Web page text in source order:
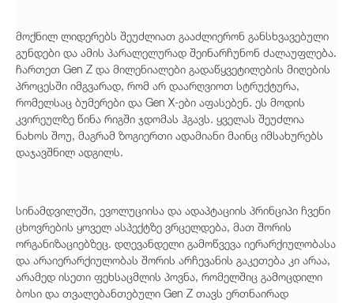
მოქნილ ლიდერებს შეუძლიათ გააძლიერონ განსხვავებული
გუნდები და ამის პარალელურად შეინარჩუნონ ძალაუფლება.
ჩართეთ Gen Z და მილენიალები გადაწყვეტილების მიღების
პროცესში იმგვარად, რომ არ დაარღვიოთ სტრუქტურა,
რომელსაც ბუმერები და Gen X-ები აფასებენ. ეს მოდის
კვირეულზე წინა რიგში ჯდომას ჰგავს. ყველას შეუძლია
ნახოს შოუ, მაგრამ ზოგიერთი ადამიანი მაინც იმსახურებს
დაჯავშნილ ადგილს.
სინამდვილეში, ევოლუციისა და ადაპტაციის პრინციპი ჩვენი
ცხოვრების ყოველ ასპექტზე ვრცელდება, მათ შორის
ორგანიზაციებზეც. დღევანდელი გამოწვევა იერარქიულობასა
და არაიერარქიულობას შორის არჩევანის გაკეთება კი არაა,
არამედ ისეთი ფეხსაცმლის პოვნა, რომელშიც გამოცდილი
ბოსი და თვალებანთებული Gen Z თავს ერთნაირად